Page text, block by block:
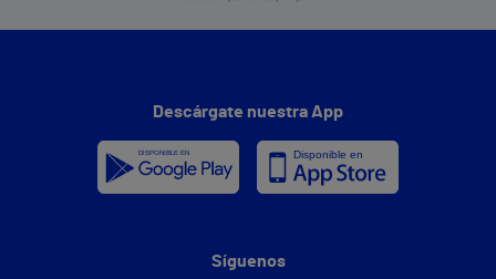
Descárgate nuestra App
Síguenos